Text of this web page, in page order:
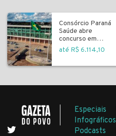
Consórcio Paraná
Saúde abre
concurso em
Curitiba
até R$ 6.114,10
Especiais
Infográficos
Podcasts